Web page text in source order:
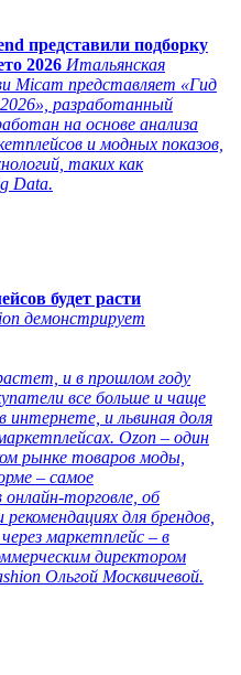
представили подборку
2026 Итальянская
Micam представляет «Гид
разработанный
на основе анализа
и модных показов,
таких как
Data.
будет расти
демонстрирует
и в прошлом году
все больше и чаще
и львиная доля
Ozon – один
рынке товаров моды,
– самое
торговле, об
для брендов,
маркетплейс – в
директором
Ольгой Москвичевой.